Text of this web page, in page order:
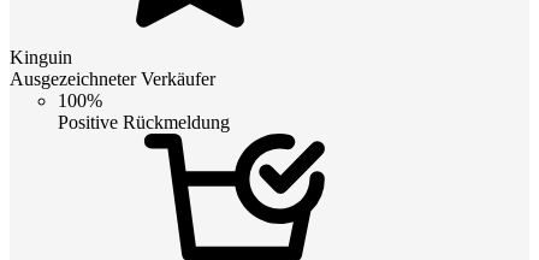
Kinguin
Ausgezeichneter Verkäufer
100%
Positive Rückmeldung